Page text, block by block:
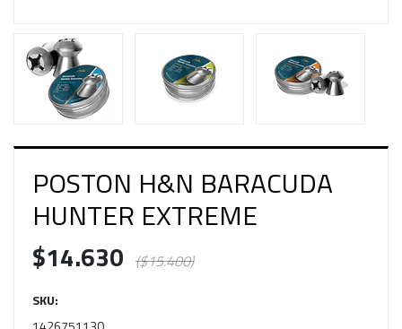
POSTON H&N BARACUDA
HUNTER EXTREME
$14.630 ($15.400)
SKU: